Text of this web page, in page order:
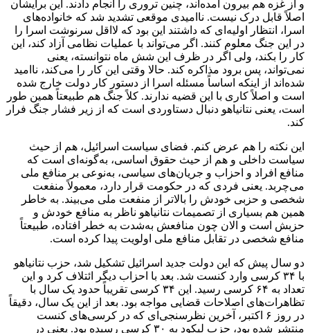
و از غزه هم بیرون آمده‌اند، چنین تروری را انجام دادند. این برایشان
اصلاً قابل درک نیست. ناامیدی موقعی تشدید شد که خانواده‌های
اسرا، انتظار اولیه‌ای که داشتند این بود که لااقل سرنوشت اسرا را
در این جنگ معلوم کنند. اگر می‌تواند با عملیات نظامی آزاد کند، این
کار را بکند، ولی اگر در ظرف این شش ماه نتوانسته، یعنی
نمی‌تواند، پس برود مذاکره کند. حالا وقتی این کار را می‌کند، ناامید
شده‌اند از اینکه اساساً مسئله اسرا از دستور کار دولت خارج شده
است و اصلاً کاری با این قضیه ندارند. کلاً جنگ هم طبیعتاً همین طور
است، یعنی نتانیاهو دنبال دستاوردی است که از زیر فشار جنگ فرار
کند.
این نکته را هم عرض کنم. فضای سیاست اسرائیل، هم از حیث
سیاست داخلی و هم از حیث حقوق اساسی، به‌گونه‌ای است که
منافع افراد و احزاب و جریان‌های سیاسی، به‌نوعی بر منافع ملی
می‌چربد. یعنی فردی که در حکومت قرار دارد، معمولاً منفعت
شخصی و حزبی خودش را بالاتر از منفعت ملی می‌بیند. به خاطر
همین هم بسیاری از تصمیمات نتانیاهو ناظر به منافع خودش و
حزبش است و الان چون منافعش به‌شدت به خطر افتاده، طبیعتاً
منافع شخصی در تقابل منافع ملی اولویت پیدا کرده است.
دو سال پیش که این دولت جدید اسرائیل تشکیل شد، حزب نتانیاهو
با ۳۴ کرسی وارد کنست شد. بعد با احزاب دیگر ائتلاف کرد و این
تعداد به ۶۴ کرسی رسید. این ۳۴ کرسی تقریباً حدود یک سال با
تظاهرات‌های اصلاحات قضایی مواجه بود. بعد از این یک سال، دقیقاً
در روز ۶ اکتبر، آخرین نظرسنجی‌ای که در کرسی‌های کنست
منتشر شده بود، حزب لیکود به ۳۰ کرسی رسیده بود. یعنی در